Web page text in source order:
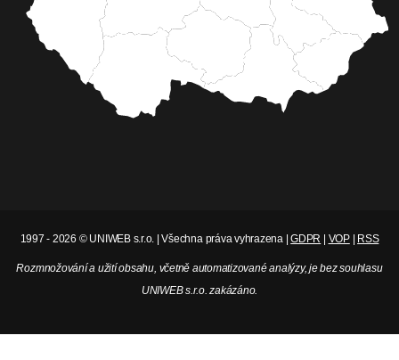
1997 - 2026 © UNIWEB s.r.o. | Všechna práva vyhrazena |GDPR VOP| RSS
Rozmnožování a užití obsahu, včetně automatizované analýzy, je bez souhlasu
UNIWEB s.r.o. zakázáno.